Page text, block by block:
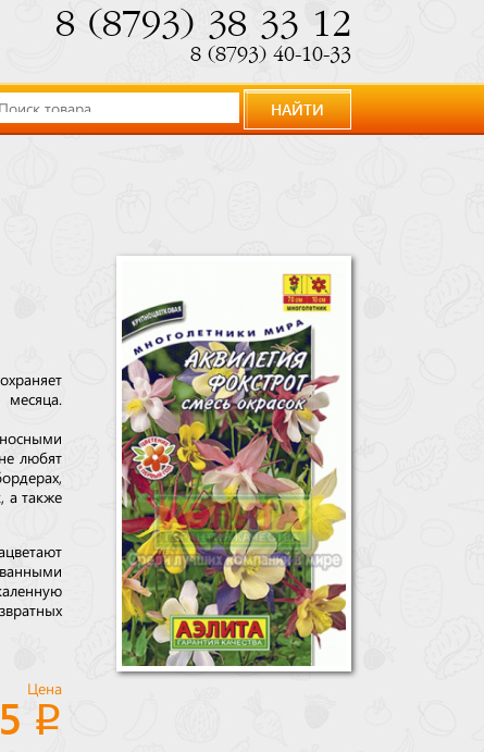
8 (8793) 38 33 12
8 (8793) 40-10-33
НАЙТИ
любят
а также
Цена